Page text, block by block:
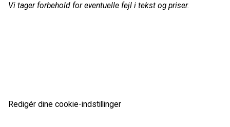
Vi tager forbehold for eventuelle fejl i tekst og priser.
Redigér dine cookie-indstillinger